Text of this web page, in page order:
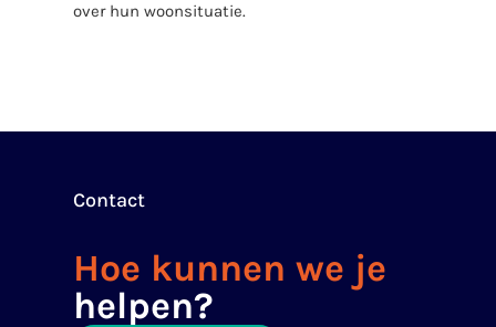
over hun woonsituatie.
Contact
Hoe kunnen we je
helpen?